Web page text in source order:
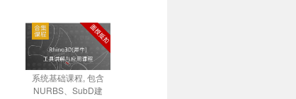
系统基础课程, 包含
NURBS、SubD建